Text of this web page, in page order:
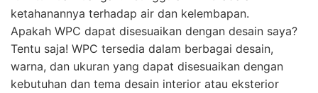
ketahanannya terhadap air dan kelembapan.
Apakah WPC dapat disesuaikan dengan desain saya?
Tentu saja! WPC tersedia dalam berbagai desain,
warna, dan ukuran yang dapat disesuaikan dengan
kebutuhan dan tema desain interior atau eksterior